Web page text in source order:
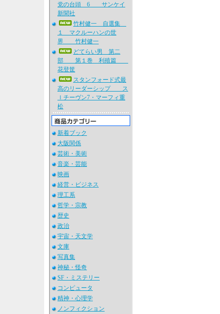
党の台頭 6 サンケイ
新聞社
竹村健一 自選集
１ マクルーハンの世
界 竹村健一
どてらい男 第二
部 第１巻 利殖篇
花登筐
スタンフォード式最
高のリーダーシップ ス
ｌチーヴン7・マーフィ重
松
新着ブック
大阪関係
芸術・美術
音楽・芸能
映画
経営・ビジネス
理工系
哲学・宗教
歴史
政治
宇宙・天文学
文庫
写真集
神秘・怪奇
SF・ミステリー
コンピュータ
精神・心理学
ノンフィクション